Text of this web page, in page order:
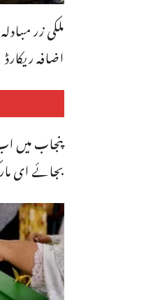
اضافہ ریکارڈ
پنجاب میں
بجائے ای